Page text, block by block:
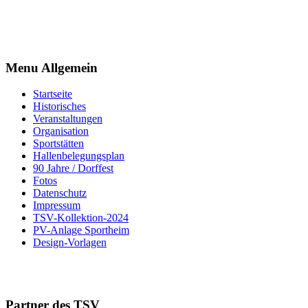
Menu Allgemein
Startseite
Historisches
Veranstaltungen
Organisation
Sportstätten
Hallenbelegungsplan
90 Jahre / Dorffest
Fotos
Datenschutz
Impressum
TSV-Kollektion-2024
PV-Anlage Sportheim
Design-Vorlagen
Partner des TSV